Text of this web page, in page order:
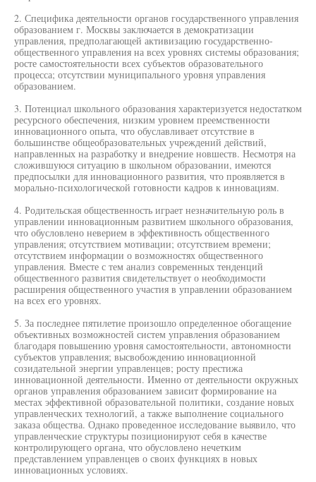
2. Специфика деятельности органов государственного управления
образованием г. Москвы заключается в демократизации
управления, предполагающей активизацию государственно-
общественного управления на всех уровнях системы образования;
росте самостоятельности всех субъектов образовательного
процесса; отсутствии муниципального уровня управления
образованием.
3. Потенциал школьного образования характеризуется недостатком
ресурсного обеспечения, низким уровнем преемственности
инновационного опыта, что обуславливает отсутствие в
большинстве общеобразовательных учреждений действий,
направленных на разработку и внедрение новшеств. Несмотря на
сложившуюся ситуацию в школьном образовании, имеются
предпосылки для инновационного развития, что проявляется в
морально-психологической готовности кадров к инновациям.
4. Родительская общественность играет незначительную роль в
управлении инновационным развитием школьного образования,
что обусловлено неверием в эффективность общественного
управления; отсутствием мотивации; отсутствием времени;
отсутствием информации о возможностях общественного
управления. Вместе с тем анализ современных тенденций
общественного развития свидетельствует о необходимости
расширения общественного участия в управлении образованием
на всех его уровнях.
5. За последнее пятилетие произошло определенное обогащение
объективных возможностей систем управления образованием
благодаря повышению уровня самостоятельности, автономности
субъектов управления; высвобождению инновационной
созидательной энергии управленцев; росту престижа
инновационной деятельности. Именно от деятельности окружных
органов управления образованием зависит формирование на
местах эффективной образовательной политики, создание новых
управленческих технологий, а также выполнение социального
заказа общества. Однако проведенное исследование выявило, что
управленческие структуры позиционируют себя в качестве
контролирующего органа, что обусловлено нечетким
представлением управленцев о своих функциях в новых
инновационных условиях.